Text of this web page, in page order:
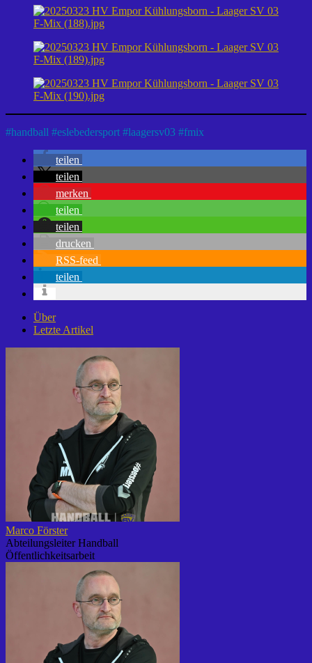
#handball #eslebedersport #laagersv03 #fmix
teilen
teilen
merken
teilen
teilen
drucken
RSS-feed
teilen
Über
Letzte Artikel
Marco Förster
Abteilungsleiter Handball
Öffentlichkeitsarbeit